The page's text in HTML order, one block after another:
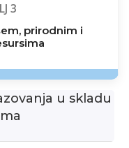
3
prirodnim i
u skladu